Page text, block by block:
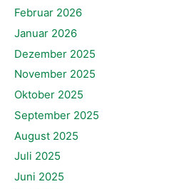
Februar 2026
Januar 2026
Dezember 2025
November 2025
Oktober 2025
September 2025
August 2025
Juli 2025
Juni 2025